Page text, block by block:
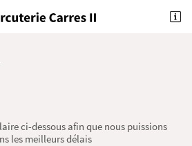

ci-dessous afin que nous puissions
les meilleurs délais